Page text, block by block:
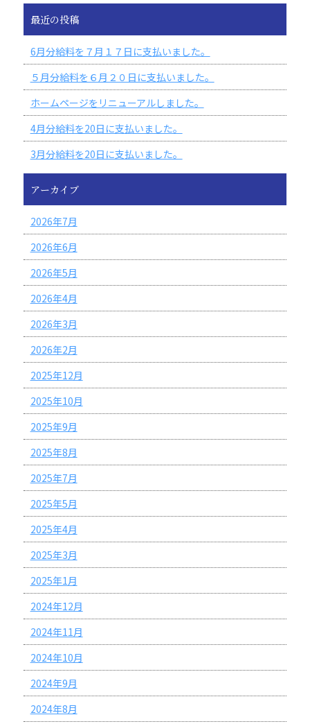
最近の投稿
6月分給料を７月１７日に支払いました。
５月分給料を６月２０日に支払いました。
ホームページをリニューアルしました。
4月分給料を20日に支払いました。
3月分給料を20日に支払いました。
アーカイブ
2026年7月
2026年6月
2026年5月
2026年4月
2026年3月
2026年2月
2025年12月
2025年10月
2025年9月
2025年8月
2025年7月
2025年5月
2025年4月
2025年3月
2025年1月
2024年12月
2024年11月
2024年10月
2024年9月
2024年8月